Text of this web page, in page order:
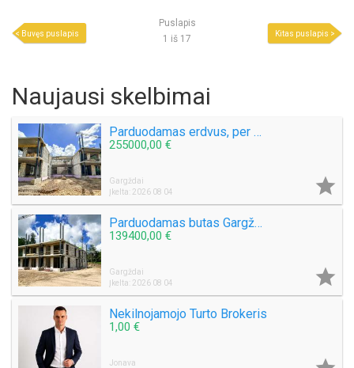
Buvęs puslapis Kitas puslapis
Puslapis
1 iš 17
Naujausi skelbimai
Parduodamas erdvus, per 2 aukštus išplanuotas butas Gargždų miesto parke!
255000,00 €
Gargždai
Įkelta: 2026 08 04

Parduodamas butas Gargždų miesto parke! Nauja statyba!
139400,00 €
Gargždai
Įkelta: 2026 08 04

Nekilnojamojo Turto Brokeris
1,00 €
Jonava